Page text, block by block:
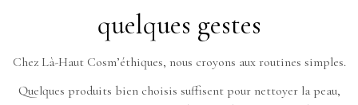
quelques gestes
Chez Là-Haut Cosm’éthiques, nous croyons aux routines simples.
Quelques produits bien choisis suffisent pour nettoyer la peau,